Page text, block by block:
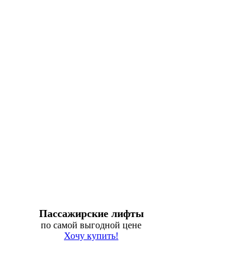
Пассажирские лифты
по самой выгодной цене
Хочу купить!